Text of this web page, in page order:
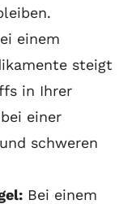
einem
steigt
in Ihrer
einer
schweren
Bei einem